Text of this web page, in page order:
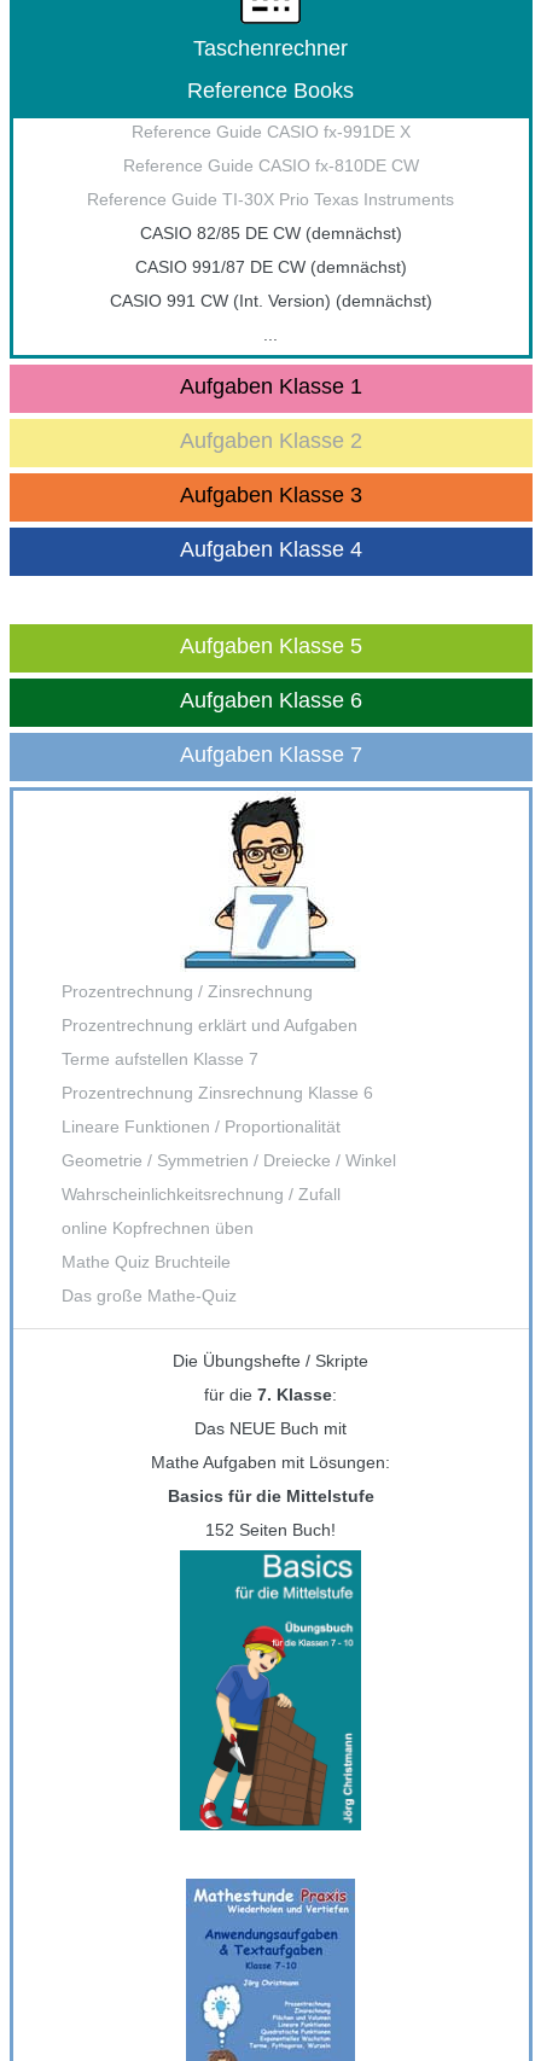
Taschenrechner
Reference Books
Reference Guide CASIO fx-991DE X
Reference Guide CASIO fx-810DE CW
Reference Guide TI-30X Prio Texas Instruments
CASIO 82/85 DE CW (demnächst)
CASIO 991/87 DE CW (demnächst)
CASIO 991 CW (Int. Version) (demnächst)
...
Aufgaben Klasse 1
Aufgaben Klasse 2
Aufgaben Klasse 3
Aufgaben Klasse 4
Aufgaben Klasse 5
Aufgaben Klasse 6
Aufgaben Klasse 7
Prozentrechnung / Zinsrechnung
Prozentrechnung erklärt und Aufgaben
Terme aufstellen Klasse 7
Prozentrechnung Zinsrechnung Klasse 6
Lineare Funktionen / Proportionalität
Geometrie / Symmetrien / Dreiecke / Winkel
Wahrscheinlichkeitsrechnung / Zufall
online Kopfrechnen üben
Mathe Quiz Bruchteile
Das große Mathe-Quiz
Die Übungshefte / Skripte
für die 7. Klasse:
Das NEUE Buch mit
Mathe Aufgaben mit Lösungen:
Basics für die Mittelstufe
152 Seiten Buch!